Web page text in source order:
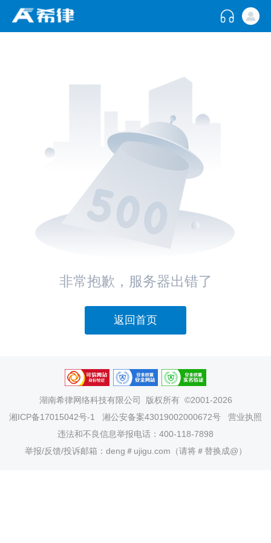
非常抱歉，服务器出错了
返回首页
湖南希律网络科技有限公司
版权所有 ©2001-2026
湘ICP备17015042号-1
湘公安备案43019002000672号
营业执照
违法和不良信息举报电话：400-118-7898
举报/反馈/投诉邮箱：deng＃ujigu.com（请将＃替换成@）